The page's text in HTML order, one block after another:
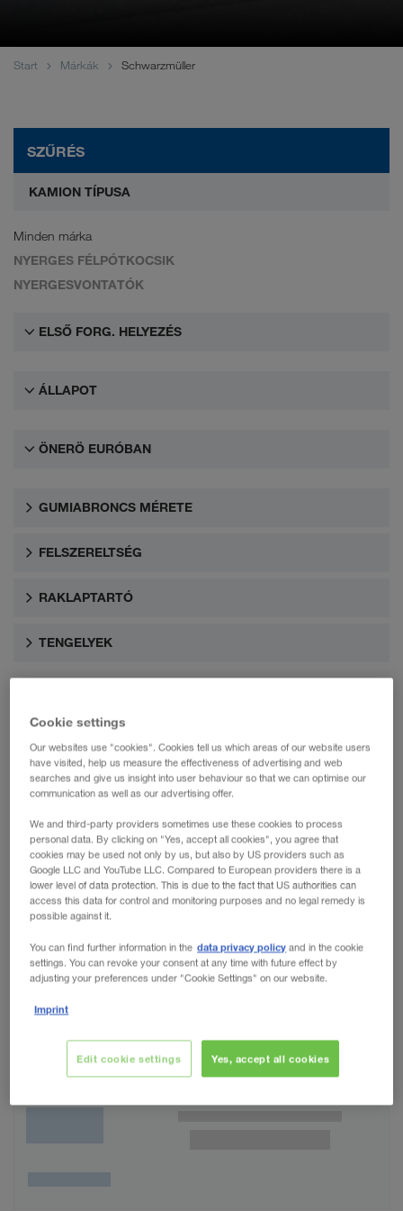
WALTER LEASING GmbH
Start Márkák Schwarzmüller
SZŰRÉS
KAMION TÍPUSA
Minden márka
NYERGES FÉLPÓTKOCSIK
NYERGESVONTATÓK
ELSŐ FORG. HELYEZÉS
ÁLLAPOT
ÖNERÖ EURÓBAN
GUMIABRONCS MÉRETE
FELSZERELTSÉG
RAKLAPTARTÓ
TENGELYEK
Wunschliste
Cookie settings
Our websites use "cookies". Cookies tell us which areas of our website users
have visited, help us measure the effectiveness of advertising and web
searches and give us insight into user behaviour so that we can optimise our
communication as well as our advertising offer.
We and third-party providers sometimes use these cookies to process
personal data. By clicking on "Yes, accept all cookies", you agree that
cookies may be used not only by us, but also by US providers such as
Google LLC and YouTube LLC. Compared to European providers there is a
lower level of data protection. This is due to the fact that US authorities can
access this data for control and monitoring purposes and no legal remedy is
possible against it.
You can find further information in the data privacy policy and in the cookie
settings. You can revoke your consent at any time with future effect by
adjusting your preferences under "Cookie Settings" on our website.
Imprint
Yes, accept all cookies
Edit cookie settings